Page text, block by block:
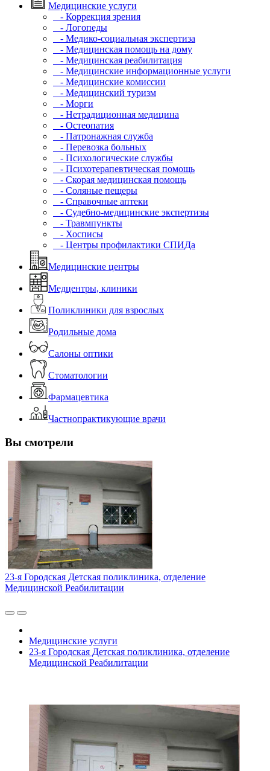
Медицинские услуги
- Коррекция зрения
- Логопеды
- Медико-социальная экспертиза
- Медицинская помощь на дому
- Медицинская реабилитация
- Медицинские информационные услуги
- Медицинские комиссии
- Медицинский туризм
- Морги
- Нетрадиционная медицина
- Остеопатия
- Патронажная служба
- Перевозка больных
- Психологические службы
- Психотерапевтическая помощь
- Скорая медицинская помощь
- Соляные пещеры
- Справочные аптеки
- Судебно-медицинские экспертизы
- Травмпункты
- Хосписы
- Центры профилактики СПИДа
Медицинские центры
Медцентры, клиники
Поликлиники для взрослых
Родильные дома
Салоны оптики
Стоматологии
Фармацевтика
Частнопрактикующие врачи
Вы смотрели
23-я Городская Детская поликлиника, отделение
Медицинской Реабилитации
Медицинские услуги
23-я Городская Детская поликлиника, отделение
Медицинской Реабилитации